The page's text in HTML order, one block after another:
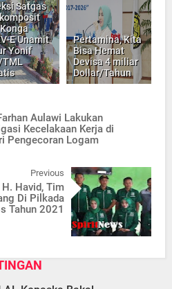
Satgas
E Unamit
Yonif
Pertamina, Kita
Bisa Hemat
Devisa 4 miliar
Dollar/Tahun
Aulawi Lakukan
Kecelakaan Kerja di
Pengecoran Logam
Previous
Havid, Tim
Di Pilkada
Tahun 2021